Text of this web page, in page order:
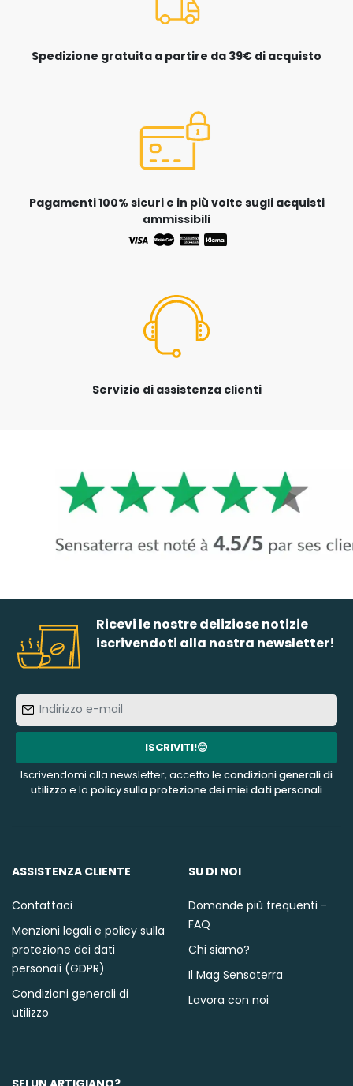
Spedizione gratuita a partire da 39€ di acquisto
Pagamenti 100% sicuri e in più volte sugli acquisti
ammissibili
Servizio di assistenza clienti
Ricevi le nostre deliziose notizie
iscrivendoti alla nostra newsletter!
e-
mail
ISCRIVITI!😊
Iscrivendomi alla newsletter, accetto le condizioni generali di
utilizzoe la policy sulla protezione dei miei dati personali
ASSISTENZA CLIENTE
Contattaci
Menzioni legali e policy sulla
protezione dei dati
personali (GDPR)
Condizioni generali di
utilizzo
SU DI NOI
Domande più frequenti -
FAQ
Chi siamo?
Il Mag Sensaterra
Lavora con noi